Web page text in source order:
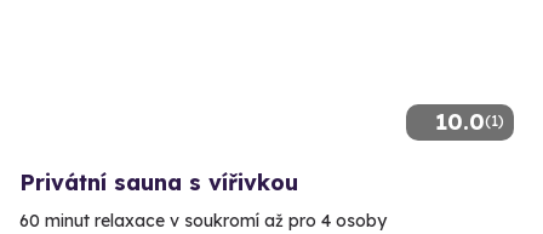
10.0(1)
Privátní sauna s vířivkou
60 minut relaxace v soukromí až pro 4 osoby